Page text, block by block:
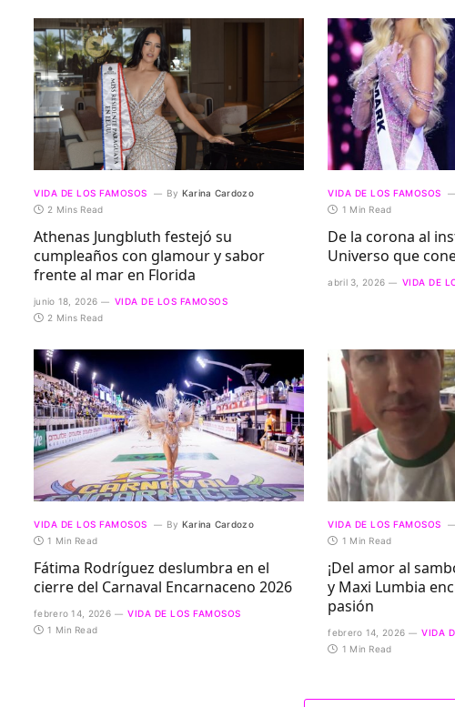
VIDA DE LOS FAMOSOS By Karina Cardozo
2 Mins Read
Athenas Jungbluth festejó su
cumpleaños con glamour y sabor
frente al mar en Florida
junio 18, 2026
VIDA DE LOS FAMOSOS
2 Mins Read
VIDA DE LOS FAMOSOS
1 Min Read
De la corona al
Universo que
abril 3, 2026 VIDA DE
VIDA DE LOS FAMOSOS By Karina Cardozo
1 Min Read
Fátima Rodríguez deslumbra en el
cierre del Carnaval Encarnaceno 2026
febrero 14, 2026
VIDA DE LOS FAMOSOS
1 Min Read
VIDA DE LOS FAMOSOS
1 Min Read
¡Del amor al
y Maxi Lumbia
pasión
febrero 14, 2026
VIDA
1 Min Read